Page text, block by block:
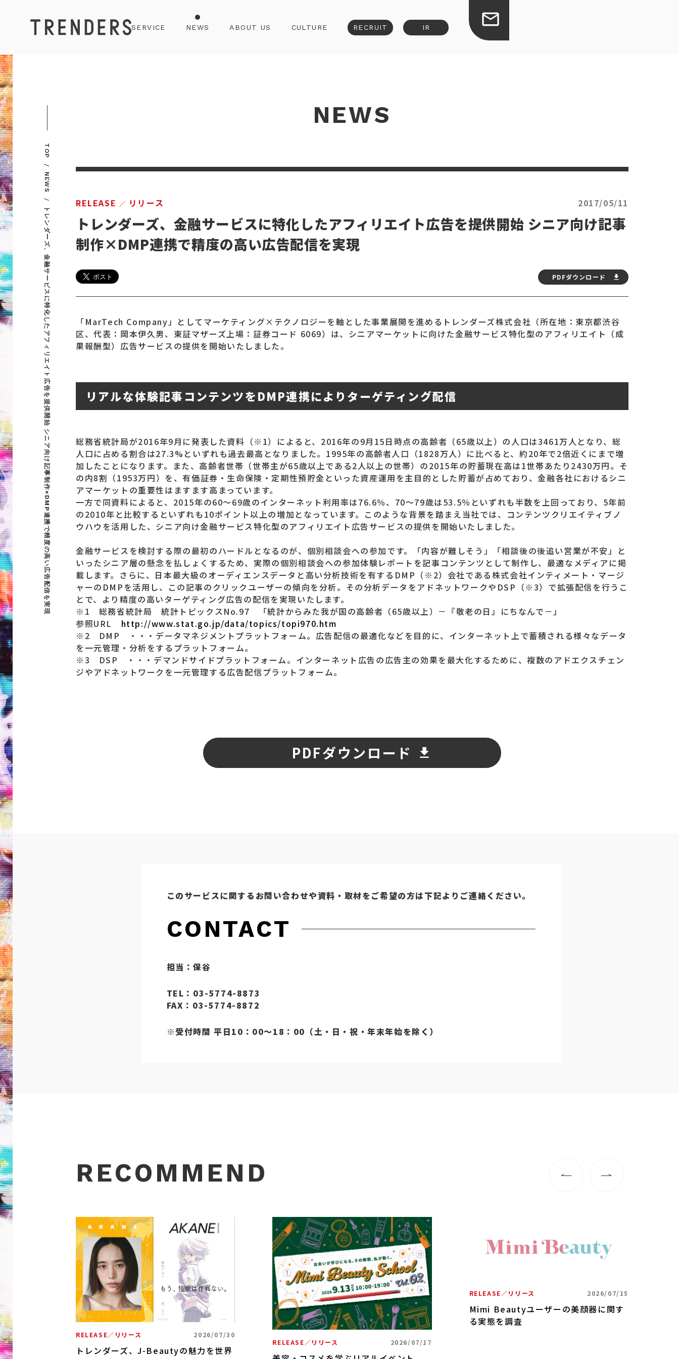
SERVICE NEWS ABOUT US CULTURE RECRUIT IR
TOP
NEWS
トレンダーズ、金融サービスに特化したアフィリエイト広告を提供開始 シニア向け記事制作×DMP連携で精度の高い広告配信を実現
NEWS
RELEASE リリース 2017/05/11
トレンダーズ、金融サービスに特化したアフィリエイト広告を提供開始 シニア向け記事
制作×DMP連携で精度の高い広告配信を実現
PDFダウンロード
「MarTech Company」としてマーケティング×テクノロジーを軸とした事業展開を進めるトレンダーズ株式会社（所在地：東京都渋谷
区、代表：岡本伊久男、東証マザーズ上場：証券コード 6069）は、シニアマーケットに向けた金融サービス特化型のアフィリエイト（成
果報酬型）広告サービスの提供を開始いたしました。
リアルな体験記事コンテンツをDMP連携によりターゲティング配信
総務省統計局が2016年9月に発表した資料（※1）によると、2016年の9月15日時点の高齢者（65歳以上）の人口は3461万人となり、総
人口に占める割合は27.3%といずれも過去最高となりました。1995年の高齢者人口（1828万人）に比べると、約20年で2倍近くにまで増
加したことになります。また、高齢者世帯（世帯主が65歳以上である2人以上の世帯）の2015年の貯蓄現在高は1世帯あたり2430万円。そ
の内8割（1953万円）を、有価証券・生命保険・定期性預貯金といった資産運用を主目的とした貯蓄が占めており、金融各社におけるシニ
アマーケットの重要性はますます高まっています。
一方で同資料によると、2015年の60～69歳のインターネット利用率は76.6％、70～79歳は53.5％といずれも半数を上回っており、5年前
の2010年と比較するといずれも10ポイント以上の増加となっています。このような背景を踏まえ当社では、コンテンツクリエイティブノ
ウハウを活用した、シニア向け金融サービス特化型のアフィリエイト広告サービスの提供を開始いたしました。
金融サービスを検討する際の最初のハードルとなるのが、個別相談会への参加です。「内容が難しそう」「相談後の後追い営業が不安」と
いったシニア層の懸念を払しょくするため、実際の個別相談会への参加体験レポートを記事コンテンツとして制作し、最適なメディアに掲
載します。さらに、日本最大級のオーディエンスデータと高い分析技術を有するDMP（※2）会社である株式会社インティメート・マージ
ャーのDMPを活用し、この記事のクリックユーザーの傾向を分析。その分析データをアドネットワークやDSP（※3）で拡張配信を行うこ
とで、より精度の高いターゲティング広告の配信を実現いたします。
※1 総務省統計局 統計トピックスNo.97 「統計からみた我が国の高齢者（65歳以上）－『敬老の日』にちなんで－」
参照URL http://www.stat.go.jp/data/topics/topi970.htm
※2 DMP ・・・データマネジメントプラットフォーム。広告配信の最適化などを目的に、インターネット上で蓄積される様々なデータ
を一元管理・分析をするプラットフォーム。
※3 DSP ・・・デマンドサイドプラットフォーム。インターネット広告の広告主の効果を最大化するために、複数のアドエクスチェン
ジやアドネットワークを一元管理する広告配信プラットフォーム。
PDFダウンロード
このサービスに関するお問い合わせや資料・取材をご希望の方は下記よりご連絡ください。
CONTACT
担当：保谷
TEL：03-5774-8873
FAX：03-5774-8872
※受付時間 平日10：00～18：00（土・日・祝・年末年始を除く）
RECOMMEND
年上
RELEASE／リリース 2026/07/30
トレンダーズ、J-Beautyの魅力を世界
RELEASE／リリース 2026/07/17
RELEASE／リリース 2026/07/15
Mimi Beautyユーザーの美顔器に関す
る実態を調査